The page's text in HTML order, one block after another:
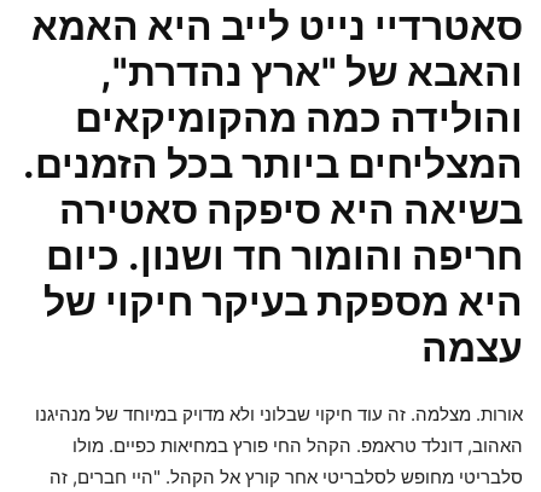
סאטרדיי נייט לייב היא האמא
והאבא של "ארץ נהדרת",
והולידה כמה מהקומיקאים
המצליחים ביותר בכל הזמנים.
בשיאה היא סיפקה סאטירה
חריפה והומור חד ושנון. כיום
היא מספקת בעיקר חיקוי של
עצמה
אורות. מצלמה. זה עוד חיקוי שבלוני ולא מדויק במיוחד של מנהיגנו
האהוב, דונלד טראמפ. הקהל החי פורץ במחיאות כפיים. מולו
סלבריטי מחופש לסלבריטי אחר קורץ אל הקהל. "היי חברים, זה